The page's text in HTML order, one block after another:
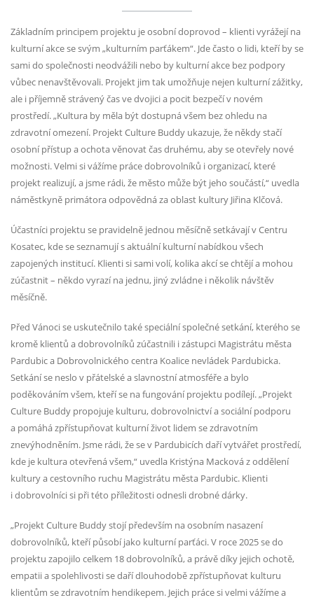
Základním principem projektu je osobní doprovod – klienti vyrážejí na
kulturní akce se svým „kulturním parťákem“. Jde často o lidi, kteří by se
sami do společnosti neodvážili nebo by kulturní akce bez podpory
vůbec nenavštěvovali. Projekt jim tak umožňuje nejen kulturní zážitky,
ale i příjemně strávený čas ve dvojici a pocit bezpečí v novém
prostředí. „Kultura by měla být dostupná všem bez ohledu na
zdravotní omezení. Projekt Culture Buddy ukazuje, že někdy stačí
osobní přístup a ochota věnovat čas druhému, aby se otevřely nové
možnosti. Velmi si vážíme práce dobrovolníků i organizací, které
projekt realizují, a jsme rádi, že město může být jeho součástí,“ uvedla
náměstkyně primátora odpovědná za oblast kultury Jiřina Klčová.
Účastníci projektu se pravidelně jednou měsíčně setkávají v Centru
Kosatec, kde se seznamují s aktuální kulturní nabídkou všech
zapojených institucí. Klienti si sami volí, kolika akcí se chtějí a mohou
zúčastnit – někdo vyrazí na jednu, jiný zvládne i několik návštěv
měsíčně.
Před Vánoci se uskutečnilo také speciální společné setkání, kterého se
kromě klientů a dobrovolníků zúčastnili i zástupci Magistrátu města
Pardubic a Dobrovolnického centra Koalice nevládek Pardubicka.
Setkání se neslo v přátelské a slavnostní atmosféře a bylo
poděkováním všem, kteří se na fungování projektu podílejí. „Projekt
Culture Buddy propojuje kulturu, dobrovolnictví a sociální podporu
a pomáhá zpřístupňovat kulturní život lidem se zdravotním
znevýhodněním. Jsme rádi, že se v Pardubicích daří vytvářet prostředí,
kde je kultura otevřená všem,“ uvedla Kristýna Macková z oddělení
kultury a cestovního ruchu Magistrátu města Pardubic. Klienti
i dobrovolníci si při této příležitosti odnesli drobné dárky.
„Projekt Culture Buddy stojí především na osobním nasazení
dobrovolníků, kteří působí jako kulturní parťáci. V roce 2025 se do
projektu zapojilo celkem 18 dobrovolníků, a právě díky jejich ochotě,
empatii a spolehlivosti se daří dlouhodobě zpřístupňovat kulturu
klientům se zdravotním hendikepem. Jejich práce si velmi vážíme a